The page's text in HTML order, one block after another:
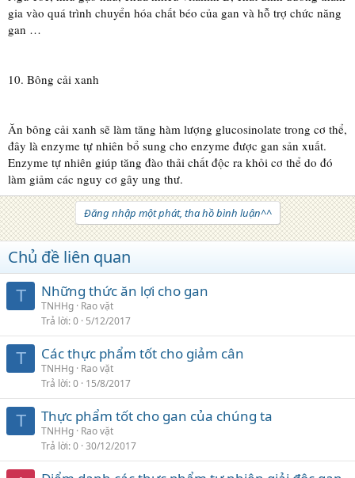
gia vào quá trình chuyển hóa chất béo của gan và hỗ trợ chức năng
gan …
10. Bông cải xanh
Ăn bông cải xanh sẽ làm tăng hàm lượng glucosinolate trong cơ thể,
đây là enzyme tự nhiên bổ sung cho enzyme được gan sản xuất.
Enzyme tự nhiên giúp tăng đào thải chất độc ra khỏi cơ thể do đó
làm giảm các nguy cơ gây ung thư.
Đăng nhập một phát, tha hồ bình luận^^
Chủ đề liên quan
T Những thức ăn lợi cho gan
TNHHg Rao vặt
Trả lời 0 5/12/2017
T Các thực phẩm tốt cho giảm cân
TNHHg Rao vặt
Trả lời 0 15/8/2017
T Thực phẩm tốt cho gan của chúng ta
TNHHg Rao vặt
Trả lời 0 30/12/2017